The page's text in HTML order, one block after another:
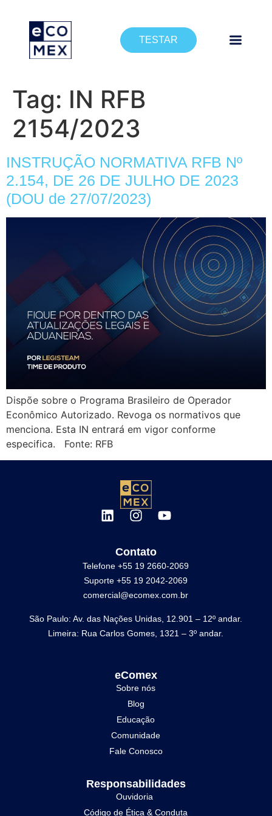
TESTAR
Tag: IN RFB
2154/2023
INSTRUÇÃO NORMATIVA RFB Nº
2.154, DE 26 DE JULHO DE 2023
(DOU de 27/07/2023)
Dispõe sobre o Programa Brasileiro de Operador
Econômico Autorizado. Revoga os normativos que
menciona. Esta IN entrará em vigor conforme
especifica. Fonte: RFB
Contato
Telefone +55 19 2660-2069
Suporte +55 19 2042-2069
comercial@ecomex.com.br
São Paulo: Av. das Nações Unidas, 12.901 – 12º andar.
Limeira: Rua Carlos Gomes, 1321 – 3º andar.
eComex
Sobre nós
Blog
Educação
Comunidade
Fale Conosco
Responsabilidades
Ouvidoria
Código de Ética & Conduta